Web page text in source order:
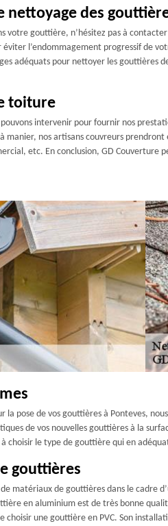
nettoyage des
votre gouttière, n’hésitez pas à
l’endommagement progressif de
adéquats pour nettoyer les gouttières
toiture
intervenir pour fournir nos
nos artisans couvreurs
etc. En conclusion, GD Couverture
la pose de vos gouttières à Ponteves,
de vos nouvelles gouttières à la
choisir le type de gouttière qui en
gouttières
matériaux de gouttières dans le cadre
en aluminium est de très bonne
choisir une gouttière en PVC. Son